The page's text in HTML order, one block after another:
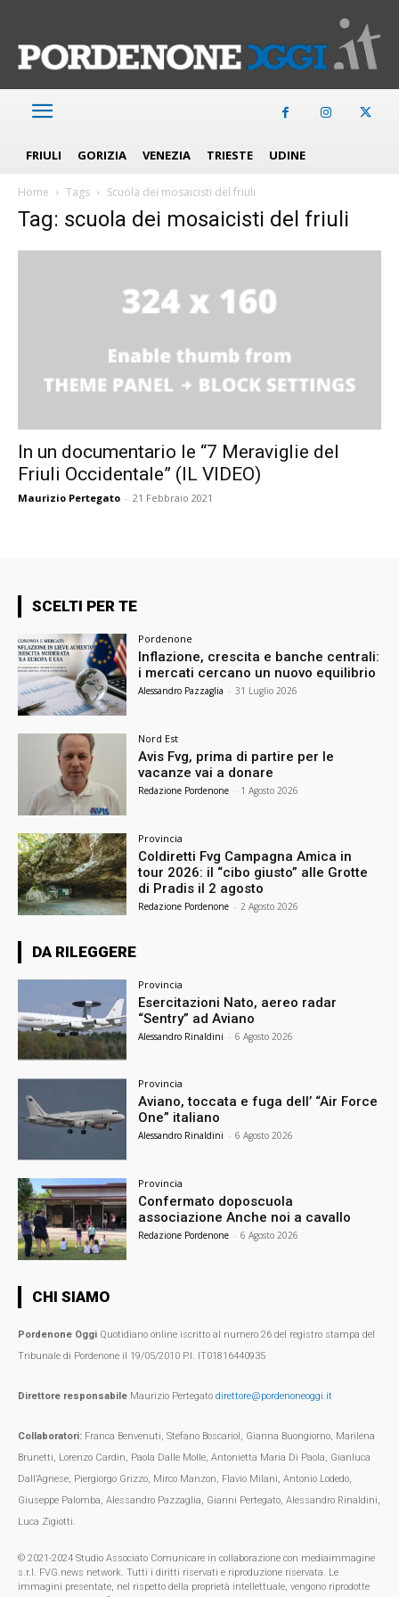
FRIULI GORIZIA VENEZIA TRIESTE UDINE
Home Tags Scuola dei mosaicisti del friuli
Tag: scuola dei mosaicisti del friuli
In un documentario le “7 Meraviglie del
Friuli Occidentale” (IL VIDEO)
Maurizio Pertegato - 21 Febbraio 2021
SCELTI PER TE
Pordenone
Inflazione, crescita e banche centrali:
i mercati cercano un nuovo equilibrio
Alessandro Pazzaglia - 31 Luglio 2026
Nord Est
Avis Fvg, prima di partire per le
vacanze vai a donare
Redazione Pordenone - 1 Agosto 2026
Provincia
Coldiretti Fvg Campagna Amica in
tour 2026: il “cibo giusto” alle Grotte
di Pradis il 2 agosto
Redazione Pordenone - 2 Agosto 2026
DA RILEGGERE
Provincia
Esercitazioni Nato, aereo radar
“Sentry” ad Aviano
Alessandro Rinaldini - 6 Agosto 2026
Provincia
Aviano, toccata e fuga dell’ “Air Force
One” italiano
Alessandro Rinaldini - 6 Agosto 2026
Provincia
Confermato doposcuola
associazione Anche noi a cavallo
Redazione Pordenone - 6 Agosto 2026
CHI SIAMO
Pordenone Oggi Quotidiano online iscritto al numero 26 del registro stampa del
Tribunale di Pordenone il 19/05/2010 P.I. IT01816440935
Direttore responsabile Maurizio Pertegato direttore@pordenoneoggi.it
Collaboratori: Franca Benvenuti, Stefano Boscariol, Gianna Buongiorno, Marilena
Brunetti, Lorenzo Cardin, Paola Dalle Molle, Antonietta Maria Di Paola, Gianluca
Dall’Agnese, Piergiorgo Grizzo, Mirco Manzon, Flavio Milani, Antonio Lodedo,
Giuseppe Palomba, Alessandro Pazzaglia, Gianni Pertegato, Alessandro Rinaldini,
Luca Zigiotti.
© 2021-2024 Studio Associato Comunicare in collaborazione con mediaimmagine
s.r.l. FVG.news network. Tutti i diritti riservati e riproduzione riservata. Le
immagini presentate, nel rispetto della proprietà intellettuale, vengono riprodotte